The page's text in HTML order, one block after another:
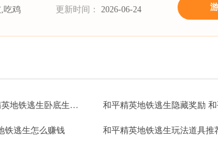
吃鸡 更新时间： 2026-06-24
和平精英地铁逃生2分钟火焰刀速刷 和平精英地铁逃生卧底生存策略 和平精英地铁逃生隐藏奖励
铁逃生怎么赚钱 和平精英地铁逃生玩法道具